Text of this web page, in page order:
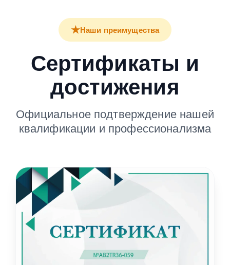
★Наши преимущества
Сертификаты и
достижения
Официальное подтверждение нашей
квалификации и профессионализма